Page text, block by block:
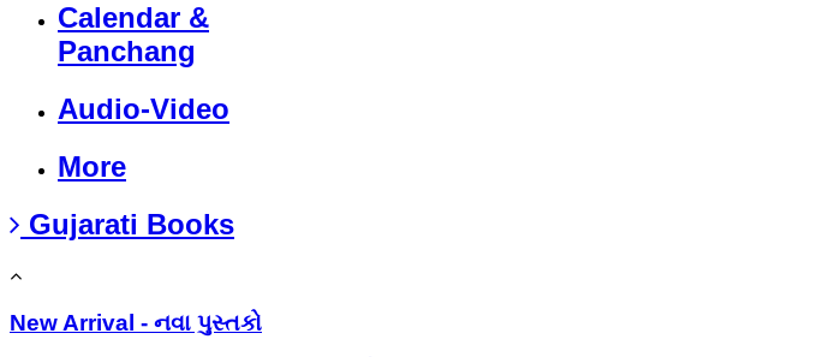
Calendar &
Panchang
Audio-Video
More
Gujarati Books
New Arrival - નવા પુસ્તકો